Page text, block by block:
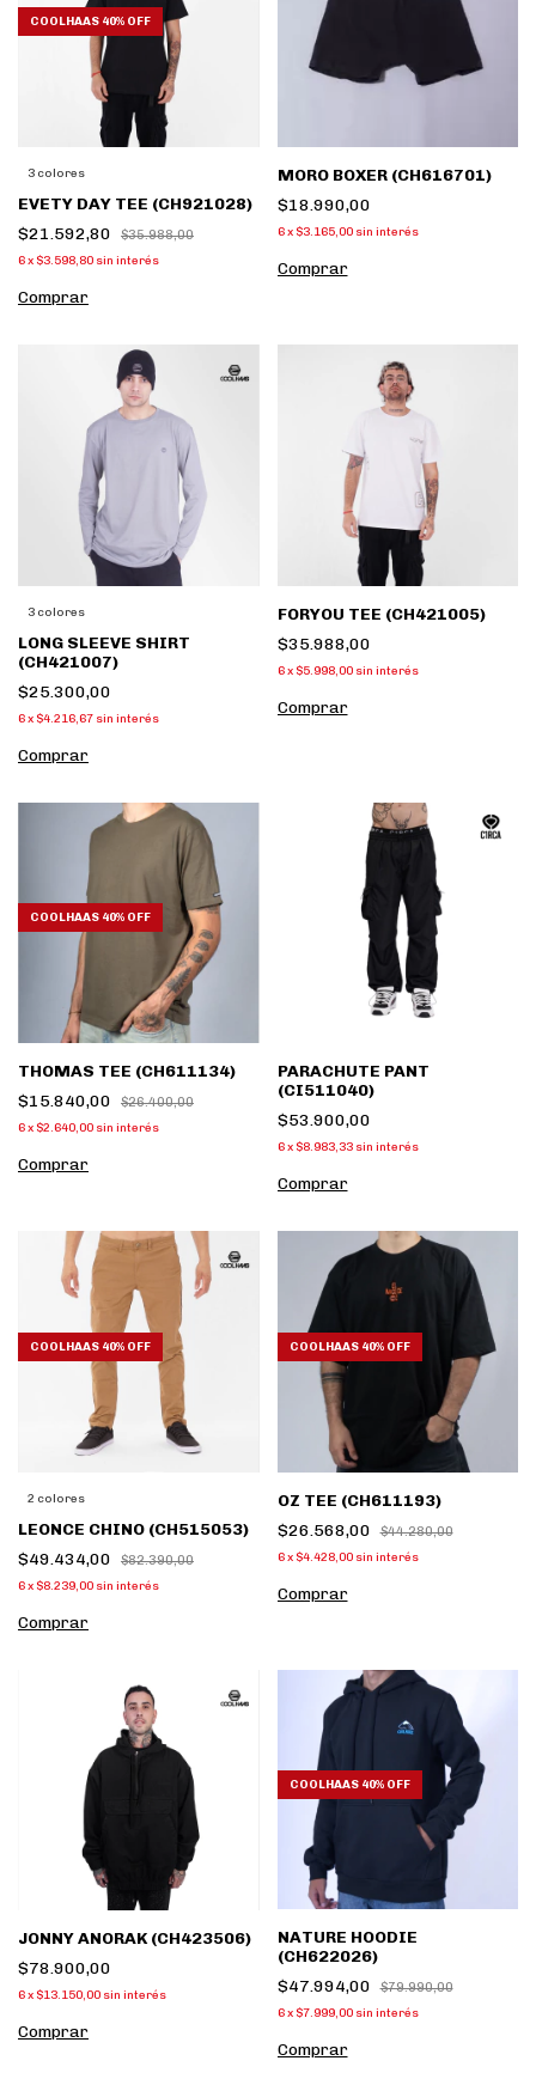
COOLHAAS 40% OFF
3 colores
EVETY DAY TEE (CH921028)
$21.592,80
$35.988,00
6x $3.598,80 sin interés
Comprar
MORO BOXER (CH616701)
$18.990,00
6 x $3.165,00 sin interés
Comprar
3 colores
LONG SLEEVE SHIRT
(CH421007)
$25.300,00
6x $4.216,67 sin interés
Comprar
FORYOU TEE (CH421005)
$35.988,00
6 x $5.998,00 sin interés
Comprar
COOLHAAS 40% OFF
THOMAS TEE (CH611134)
$15.840,00
$26.400,00
6x $2.640,00 sin interés
Comprar
PARACHUTE PANT
(CI511040)
$53.900,00
6 x $8.983,33 sin interés
Comprar
COOLHAAS 40% OFF
2 colores
LEONCE CHINO (CH515053)
$49.434,00
$82.390,00
6x $8.239,00 sin interés
Comprar
COOLHAAS 40% OFF
OZ TEE (CH611193)
$26.568,00
$44.280,00
6 x $4.428,00 sin interés
Comprar
JONNY ANORAK (CH423506)
$78.900,00
6x $13.150,00 sin interés
Comprar
COOLHAAS 40% OFF
NATURE HOODIE
(CH622026)
$47.994,00
$79.990,00
6 x $7.999,00 sin interés
Comprar